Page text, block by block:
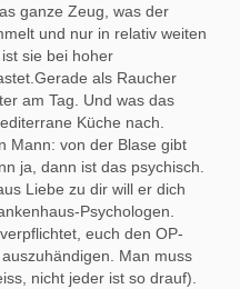
ganze Zeug, was der
und nur in relativ weiten
sie bei hoher
als Raucher
am Tag. Und was das
Küche nach.
Mann: von der Blase gibt
ja, dann ist das psychisch.
Liebe zu dir will er dich
Psychologen.
euch den OP-
Man muss
nicht jeder ist so drauf).